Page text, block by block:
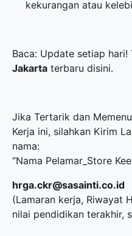
kekurangan atau
Baca: Update setiap hari!
Jakarta terbaru disini.
Jika Tertarik dan
Kerja ini, silahkan Kirim
nama:
“Nama Pelamar_Store
hrga.ckr@sasainti.co.id
(Lamaran kerja, Riwayat
nilai pendidikan terakhir,